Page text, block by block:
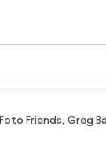
Foto Friends, Greg